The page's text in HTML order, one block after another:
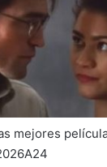
mejores